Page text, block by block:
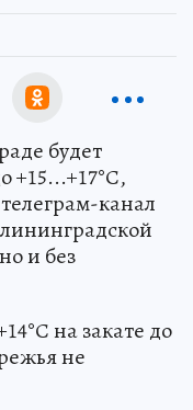
будет
+15...+17°С,
канал
и без
на закате до
не